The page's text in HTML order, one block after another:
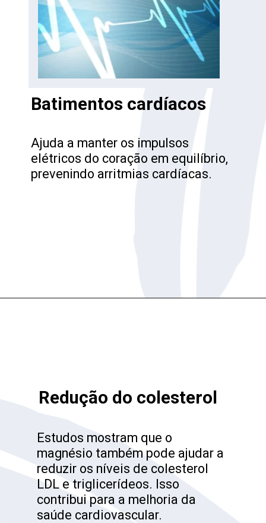
Batimentos cardíacos
Ajuda a manter os impulsos
elétricos do coração em equilíbrio,
prevenindo arritmias cardíacas.
Redução do colesterol
Estudos mostram que o
magnésio também pode ajudar a
reduzir os níveis de colesterol
LDL e triglicerídeos. Isso
contribui para a melhoria da
saúde cardiovascular.